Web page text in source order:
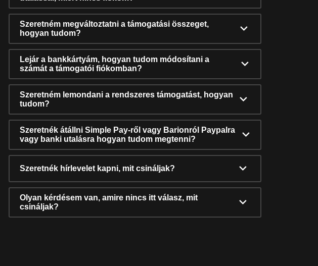
Szeretném megváltoztatni a támogatási összeget,
hogyan tudom?
Lejár a bankkártyám, hogyan tudom módosítani a
számát a támogatói fiókomban?
Szeretném lemondani a rendszeres támogatást, hogyan
tudom?
Szeretnék átállni Simple Pay-ről vagy Barionról Paypalra
vagy banki utalásra hogyan tudom megtenni?
Szeretnék hírlevelet kapni, mit csináljak?
Olyan kérdésem van, amire nincs itt válasz, mit
csináljak?